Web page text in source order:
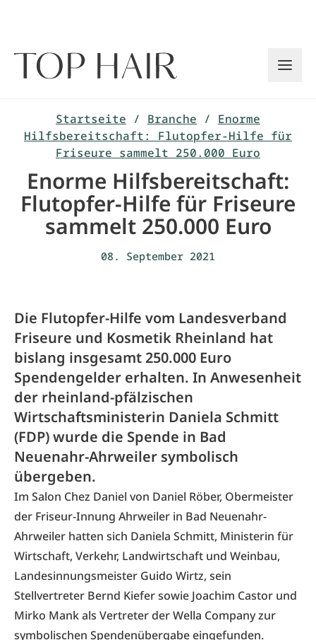
Startseite / Branche / Enorme
Hilfsbereitschaft: Flutopfer-Hilfe für
Friseure sammelt 250.000 Euro
Enorme Hilfsbereitschaft:
Flutopfer-Hilfe für Friseure
sammelt 250.000 Euro
08. September 2021
Die Flutopfer-Hilfe vom Landesverband
Friseure und Kosmetik Rheinland hat
bislang insgesamt 250.000 Euro
Spendengelder erhalten. In Anwesenheit
der rheinland-pfälzischen
Wirtschaftsministerin Daniela Schmitt
(FDP) wurde die Spende in Bad
Neuenahr-Ahrweiler symbolisch
übergeben.
Im Salon Chez Daniel von Daniel Röber, Obermeister
der Friseur-Innung Ahrweiler in Bad Neuenahr-
Ahrweiler hatten sich Daniela Schmitt, Ministerin für
Wirtschaft, Verkehr, Landwirtschaft und Weinbau,
Landesinnungsmeister Guido Wirtz, sein
Stellvertreter Bernd Kiefer sowie Joachim Castor und
Mirko Mank als Vertreter der Wella Company zur
symbolischen Spendenübergabe eingefunden.